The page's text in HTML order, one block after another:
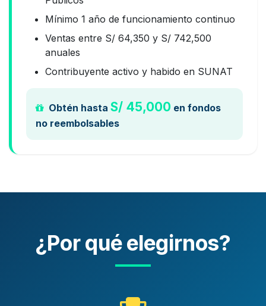
Mínimo 1 año de funcionamiento continuo
Ventas entre S/ 64,350 y S/ 742,500
anuales
Contribuyente activo y habido en SUNAT
Obtén hasta S/ 45,000 en fondos
no reembolsables
¿Por qué elegirnos?